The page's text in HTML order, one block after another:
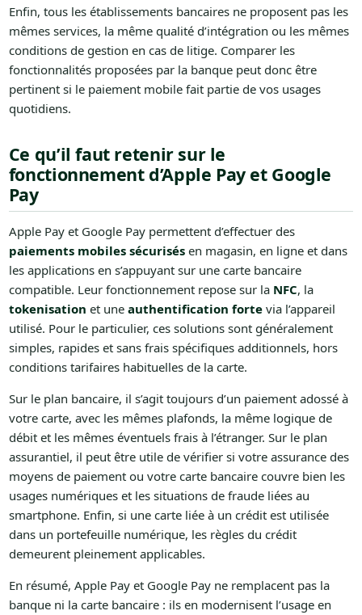
Enfin, tous les établissements bancaires ne proposent pas les
mêmes services, la même qualité d’intégration ou les mêmes
conditions de gestion en cas de litige. Comparer les
fonctionnalités proposées par la banque peut donc être
pertinent si le paiement mobile fait partie de vos usages
quotidiens.
Ce qu’il faut retenir sur le
fonctionnement d’Apple Pay et Google
Pay
Apple Pay et Google Pay permettent d’effectuer des
paiements mobiles sécurisésen magasin, en ligne et dans
les applications en s’appuyant sur une carte bancaire
compatible. Leur fonctionnement repose sur la NFC, la
tokenisation et une authentification fortevia l’appareil
utilisé. Pour le particulier, ces solutions sont généralement
simples, rapides et sans frais spécifiques additionnels, hors
conditions tarifaires habituelles de la carte.
Sur le plan bancaire, il s’agit toujours d’un paiement adossé à
votre carte, avec les mêmes plafonds, la même logique de
débit et les mêmes éventuels frais à l’étranger. Sur le plan
assurantiel, il peut être utile de vérifier si votre assurance des
moyens de paiement ou votre carte bancaire couvre bien les
usages numériques et les situations de fraude liées au
smartphone. Enfin, si une carte liée à un crédit est utilisée
dans un portefeuille numérique, les règles du crédit
demeurent pleinement applicables.
En résumé, Apple Pay et Google Pay ne remplacent pas la
banque ni la carte bancaire : ils en modernisent l’usage en